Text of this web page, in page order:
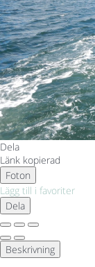
Dela
Länk kopierad
Foton
Lägg till i favoriter
Dela
Beskrivning